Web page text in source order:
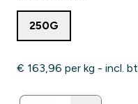
250G
€ 163,96‎ per kg - incl.